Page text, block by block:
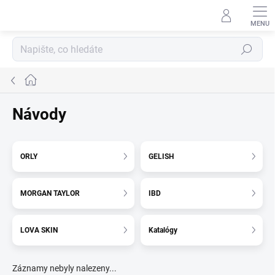
Hledat
Domů
Návody
ORLY GELISH
MORGAN TAYLOR IBD
LOVA SKIN Katalógy
Záznamy nebyly nalezeny...